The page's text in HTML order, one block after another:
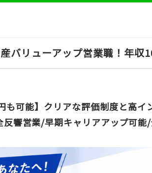
バリューアップ営業職！年収
も可能】クリアな評価制度と高
響営業/早期キャリアアップ可能